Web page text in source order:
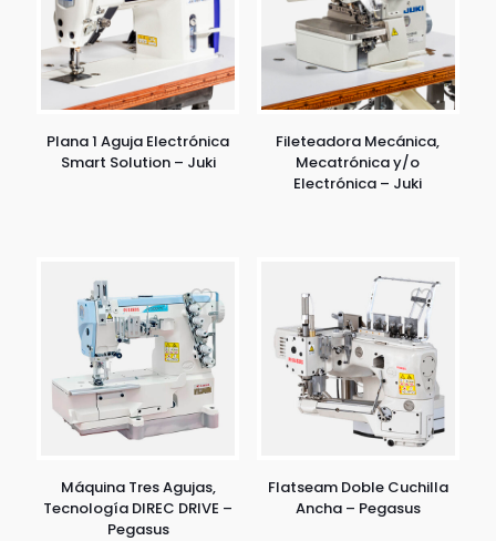
Plana 1 Aguja Electrónica
Smart Solution – Juki
Fileteadora Mecánica,
Mecatrónica y/o
Electrónica – Juki
Máquina Tres Agujas,
Tecnología DIREC DRIVE –
Pegasus
Flatseam Doble Cuchilla
Ancha – Pegasus